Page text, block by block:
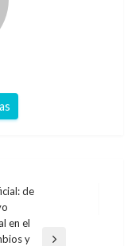
de
en el
y